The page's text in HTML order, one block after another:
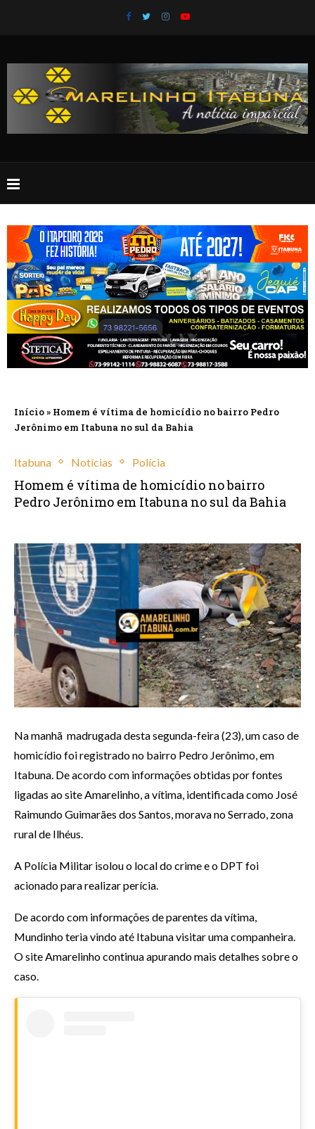
Início» Homem é vítima de homicídio no bairro Pedro
Jerônimo em Itabuna no sul da Bahia
Itabuna Notícias Polícia
Homem é vítima de homicídio no bairro
Pedro Jerônimo em Itabuna no sul da Bahia
Na manhã madrugada desta segunda-feira (23), um caso de
homicídio foi registrado no bairro Pedro Jerônimo, em
Itabuna. De acordo com informações obtidas por fontes
ligadas ao site Amarelinho, a vítima, identificada como José
Raimundo Guimarães dos Santos, morava no Serrado, zona
rural de Ilhéus.
A Polícia Militar isolou o local do crime e o DPT foi
acionado para realizar perícia.
De acordo com informações de parentes da vítima,
Mundinho teria vindo até Itabuna visitar uma companheira.
O site Amarelinho continua apurando mais detalhes sobre o
caso.